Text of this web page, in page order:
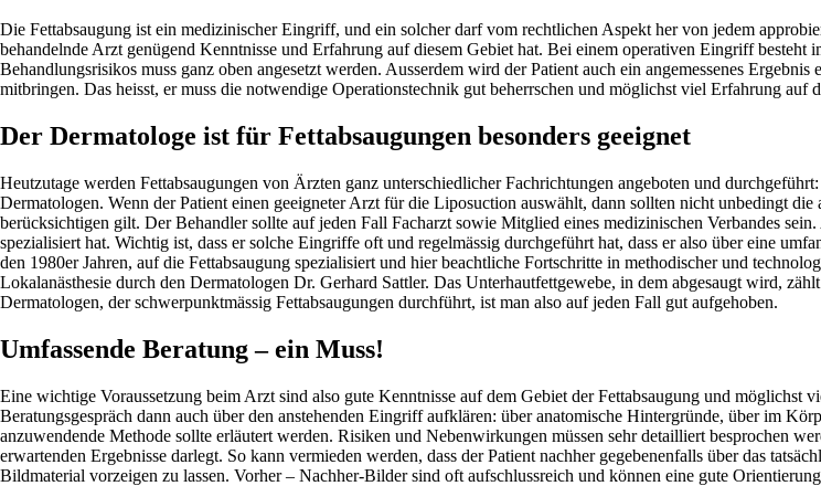
Die Fettabsaugung ist ein medizinischer Eingriff, und ein solcher darf vom rechtlichen Aspekt her von jedem
behandelnde Arzt genügend Kenntnisse und Erfahrung auf diesem Gebiet hat. Bei einem operativen Eingriff
Behandlungsrisikos muss ganz oben angesetzt werden. Ausserdem wird der Patient auch ein angemessenes
mitbringen. Das heisst, er muss die notwendige Operationstechnik gut beherrschen und möglichst viel Erfahrung auf
Der Dermatologe ist für Fettabsaugungen besonders geeignet
Heutzutage werden Fettabsaugungen von Ärzten ganz unterschiedlicher Fachrichtungen angeboten und
Dermatologen. Wenn der Patient einen geeigneter Arzt für die Liposuction auswählt, dann sollten nicht unbedingt
berücksichtigen gilt. Der Behandler sollte auf jeden Fall Facharzt sowie Mitglied eines medizinischen Verbandes
spezialisiert hat. Wichtig ist, dass er solche Eingriffe oft und regelmässig durchgeführt hat, dass er also über eine
den 1980er Jahren, auf die Fettabsaugung spezialisiert und hier beachtliche Fortschritte in methodischer und
Lokalanästhesie durch den Dermatologen Dr. Gerhard Sattler. Das Unterhautfettgewebe, in dem abgesaugt wird,
Dermatologen, der schwerpunktmässig Fettabsaugungen durchführt, ist man also auf jeden Fall gut aufgehoben.
Umfassende Beratung – ein Muss!
Eine wichtige Voraussetzung beim Arzt sind also gute Kenntnisse auf dem Gebiet der Fettabsaugung und möglichst
Beratungsgespräch dann auch über den anstehenden Eingriff aufklären: über anatomische Hintergründe, über im
anzuwendende Methode sollte erläutert werden. Risiken und Nebenwirkungen müssen sehr detailliert besprochen
erwartenden Ergebnisse darlegt. So kann vermieden werden, dass der Patient nachher gegebenenfalls über das
Bildmaterial vorzeigen zu lassen. Vorher – Nachher-Bilder sind oft aufschlussreich und können eine gute